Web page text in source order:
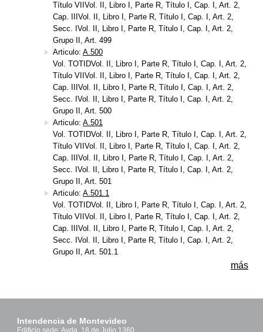
Título VIIVol. II, Libro I, Parte R, Título I, Cap. I, Art. 2,
Cap. IIIVol. II, Libro I, Parte R, Título I, Cap. I, Art. 2,
Secc. IVol. II, Libro I, Parte R, Título I, Cap. I, Art. 2,
Grupo II, Art. 499
Articulo: A.500
Vol. TOTIDVol. II, Libro I, Parte R, Título I, Cap. I, Art. 2,
Título VIIVol. II, Libro I, Parte R, Título I, Cap. I, Art. 2,
Cap. IIIVol. II, Libro I, Parte R, Título I, Cap. I, Art. 2,
Secc. IVol. II, Libro I, Parte R, Título I, Cap. I, Art. 2,
Grupo II, Art. 500
Articulo: A.501
Vol. TOTIDVol. II, Libro I, Parte R, Título I, Cap. I, Art. 2,
Título VIIVol. II, Libro I, Parte R, Título I, Cap. I, Art. 2,
Cap. IIIVol. II, Libro I, Parte R, Título I, Cap. I, Art. 2,
Secc. IVol. II, Libro I, Parte R, Título I, Cap. I, Art. 2,
Grupo II, Art. 501
Articulo: A.501.1
Vol. TOTIDVol. II, Libro I, Parte R, Título I, Cap. I, Art. 2,
Título VIIVol. II, Libro I, Parte R, Título I, Cap. I, Art. 2,
Cap. IIIVol. II, Libro I, Parte R, Título I, Cap. I, Art. 2,
Secc. IVol. II, Libro I, Parte R, Título I, Cap. I, Art. 2,
Grupo II, Art. 501.1
más
Intendencia de Montevideo